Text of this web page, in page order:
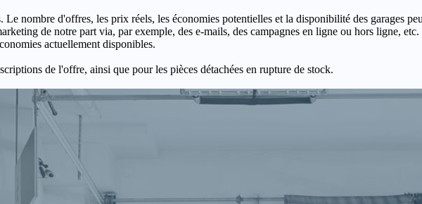
nombre d'offres, les prix réels, les économies potentielles et la disponibilité des garages
de notre part via, par exemple, des e-mails, des campagnes en ligne ou hors ligne,
actuellement disponibles.
de l'offre, ainsi que pour les pièces détachées en rupture de stock.